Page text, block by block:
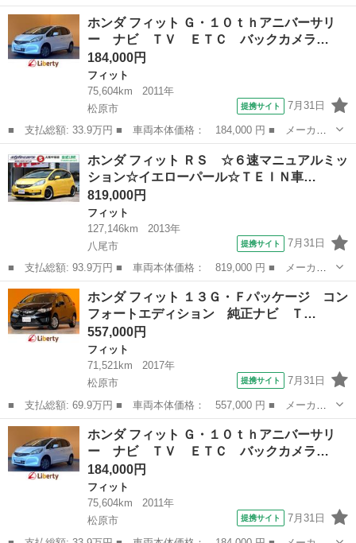
名： ホンダ ■ 車種名： フィット ■ グレード名： ＲＳ ワン
オーナー・Ｂｌｕｅｔｏｏｔｈ・バックカメラ・安心パッケージ・Ｅ
ＴＣ車載器...
大阪 和泉市 フィット
ホンダ フィット Ｇ・１０ｔｈアニバーサリ
ー ナビ ＴＶ ＥＴＣ バックカメラ…
184,000円
フィット
75,604km
2011年
松原市
提携サイト 7月31日
■ 支払総額: 33.9万円 ■ 車両本体価格： 184,000 円 ■ メーカー
名： ホンダ ■ 車種名： フィット ■ グレード名： Ｇ・１０ｔ
ｈアニバーサリー ナビ ＴＶ ＥＴＣ バックカメラ スマートキ
ー 電動格納...
大阪 松原市 フィット
ホンダ フィット ＲＳ ☆６速マニュアルミッ
ション☆イエローパール☆ＴＥＩＮ車…
819,000円
フィット
127,146km
2013年
八尾市
提携サイト 7月31日
■ 支払総額: 93.9万円 ■ 車両本体価格： 819,000 円 ■ メーカー
名： ホンダ ■ 車種名： フィット ■ グレード名： ＲＳ ☆６
速マニュアルミッション☆イエローパール☆ＴＥＩＮ車高調☆ＢＬＥ
ＳＴユーロマ...
大阪 八尾市 フィット
ホンダ フィット １３Ｇ・Ｆパッケージ コン
フォートエディション 純正ナビ Ｔ…
557,000円
フィット
71,521km
2017年
松原市
提携サイト 7月31日
■ 支払総額: 69.9万円 ■ 車両本体価格： 557,000 円 ■ メーカー
名： ホンダ ■ 車種名： フィット ■ グレード名： １３Ｇ・Ｆ
パッケージ コンフォートエディション 純正ナビ ＴＶ ＥＴＣ
バックカメラ...
大阪 松原市 フィット
ホンダ フィット Ｇ・１０ｔｈアニバーサリ
ー ナビ ＴＶ ＥＴＣ バックカメラ…
184,000円
フィット
75,604km
2011年
松原市
提携サイト 7月31日